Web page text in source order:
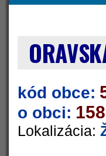
kód obce:
o obci:
Lokalizácia: